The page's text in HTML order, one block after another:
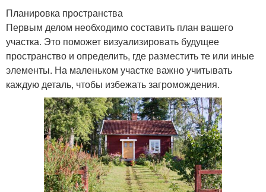
Планировка пространства
Первым делом необходимо составить план вашего
участка. Это поможет визуализировать будущее
пространство и определить, где разместить те или иные
элементы. На маленьком участке важно учитывать
каждую деталь, чтобы избежать загромождения.